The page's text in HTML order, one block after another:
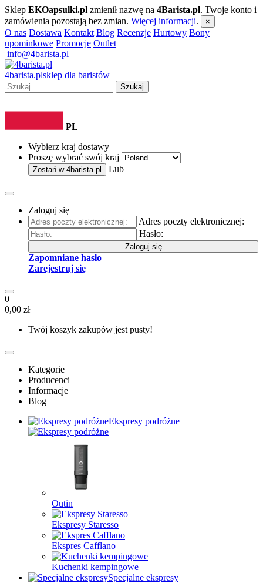
Sklep EKOapsulki.pl zmienił nazwę na 4Barista.pl. Twoje konto i
zamówienia pozostają bez zmian. Więcej informacji. ×
O nas Dostawa Kontakt Blog Recenzje Hurtowy Bony
upominkowe Promocje Outlet
info@4barista.pl
4barista.plsklep dla baristów
Szukaj
PL
Wybierz kraj dostawy
Proszę wybrać swój kraj
Zostań w 4barista.pl Lub
Zaloguj się
Adres poczty elektronicznej:
Hasło:
Zaloguj się
Zapomniane hasło
Zarejestruj się
0
0,00 zł
Twój koszyk zakupów jest pusty!
Kategorie
Producenci
Informacje
Blog
Ekspresy podróżne
Outin
Ekspresy Staresso
Ekspres Cafflano
Kuchenki kempingowe
Specjalne ekspresy